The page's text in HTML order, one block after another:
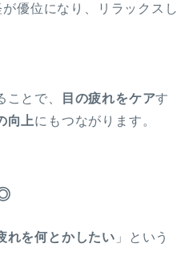
が優位になり、リラックスし
とで、 目の疲れをケアす
向上にもつながります。
れを何とかしたい 」という